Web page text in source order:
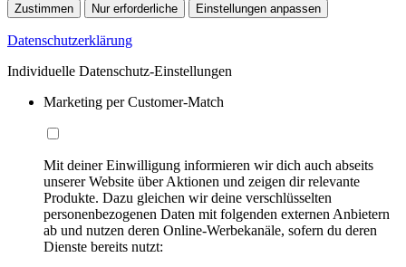
Zustimmen Nur erforderliche Einstellungen anpassen
Datenschutzerklärung
Individuelle Datenschutz-Einstellungen
Marketing per Customer-Match
Mit deiner Einwilligung informieren wir dich auch abseits
unserer Website über Aktionen und zeigen dir relevante
Produkte. Dazu gleichen wir deine verschlüsselten
personenbezogenen Daten mit folgenden externen Anbietern
ab und nutzen deren Online-Werbekanäle, sofern du deren
Dienste bereits nutzt: